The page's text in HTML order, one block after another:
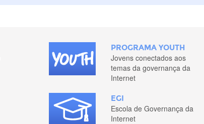
PROGRAMA YOUTH
Jovens conectados aos
temas da governança da
Internet
EGI
Escola de Governança da
Internet